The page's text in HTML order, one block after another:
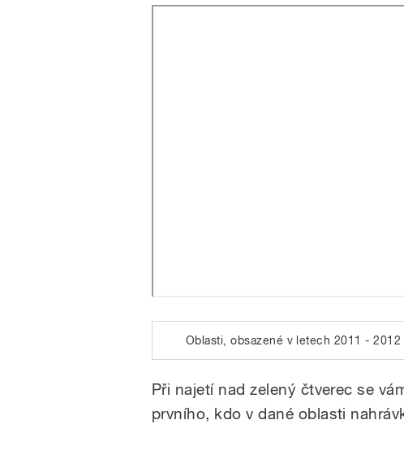
Oblasti, obsazené v letech 2011 - 2012
Při najetí nad zelený čtverec se
prvního, kdo v dané oblasti